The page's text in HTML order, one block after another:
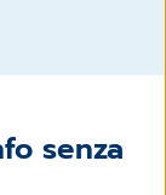
senza